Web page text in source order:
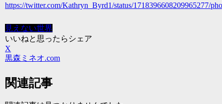
https://twitter.com/Kathryn_Byrd1/status/1718396608209965277/
見えない世界
いいねと思ったらシェア
X
黒森ミネオ.com
関連記事